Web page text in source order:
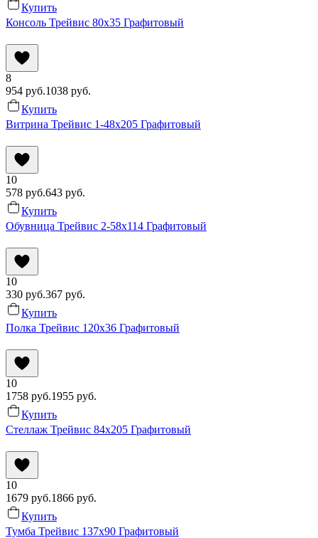
Купить
Консоль Трейвис 80x35 Графитовый
8
954 руб.1038 руб.
Купить
Витрина Трейвис 1-48x205 Графитовый
10
578 руб.643 руб.
Купить
Обувница Трейвис 2-58x114 Графитовый
10
330 руб.367 руб.
Купить
Полка Трейвис 120x36 Графитовый
10
1758 руб.1955 руб.
Купить
Стеллаж Трейвис 84x205 Графитовый
10
1679 руб.1866 руб.
Купить
Тумба Трейвис 137x90 Графитовый